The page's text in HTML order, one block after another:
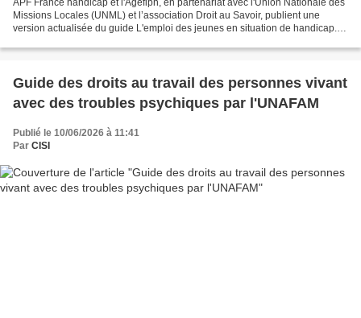
APF France handicap et l'Agefiph, en partenariat avec l'Union Nationale des
Missions Locales (UNML) et l’association Droit au Savoir, publient une
version actualisée du guide L'emploi des jeunes en situation de handicap.
Guide des droits au travail des personnes vivant
avec des troubles psychiques par l'UNAFAM
Publié le 10/06/2026 à 11:41
Par CISI